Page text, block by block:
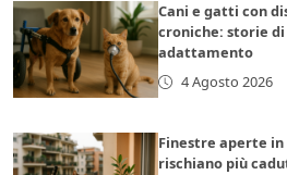
Cani e gatti con
croniche: storie
adattamento
4 Agosto 2026
Finestre aperte
rischiano più